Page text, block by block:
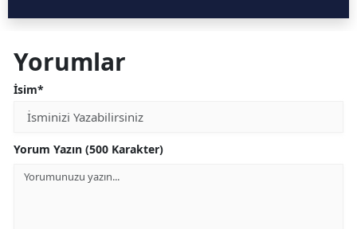
Yorumlar
İsim*
Yorum Yazın (500 Karakter)